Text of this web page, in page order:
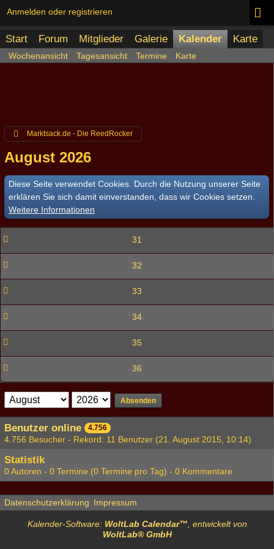
Anmelden oder registrieren
Start Forum Mitglieder Galerie Kalender Karte
Wochenansicht Tagesansicht Termine Karte
Marktsack.de - Die ReedRocker
August 2026
Diese Seite verwendet Cookies. Durch die Nutzung unserer Seite
erklären Sie sich damit einverstanden, dass wir Cookies setzen.
Weitere Informationen
31
32
33
34
35
36
Absenden
Benutzer online 4.756
4.756 Besucher - Rekord: 11 Benutzer (21. August 2015, 10:14)
Statistik
0 Autoren - 0 Termine (0 Termine pro Tag) - 0 Kommentare
Datenschutzerklärung Impressum
Kalender-Software: WoltLab Calendar™ , entwickelt von
WoltLab® GmbH